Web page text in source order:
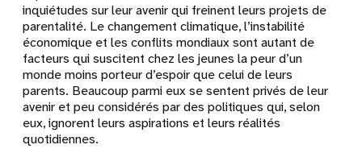
inquiétudes sur leur avenir qui freinent leurs projets de
parentalité. Le changement climatique, l’instabilité
économique et les conflits mondiaux sont autant de
facteurs qui suscitent chez les jeunes la peur d’un
monde moins porteur d’espoir que celui de leurs
parents. Beaucoup parmi eux se sentent privés de leur
avenir et peu considérés par des politiques qui, selon
eux, ignorent leurs aspirations et leurs réalités
quotidiennes.